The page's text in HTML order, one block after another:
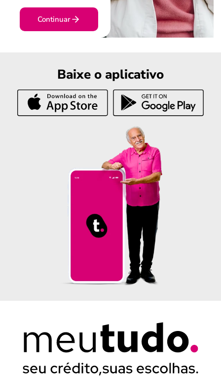
Continuar
Baixe o aplicativo